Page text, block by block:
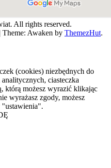
All rights reserved.
Theme: Awaken by ThemezHut.
(cookies) niezbędnych do
ciasteczka
którą możesz wyrazić klikając
wyrażasz zgody, możesz
"ustawienia".